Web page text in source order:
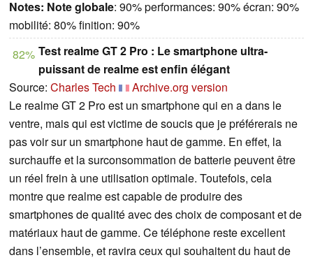
Notes: Note globale: 90% performances: 90% écran: 90%
mobilité: 80% finition: 90%
82% Test realme GT 2 Pro : Le smartphone ultra-
puissant de realme est enfin élégant
Source: Charles Tech
Archive.org version
Le realme GT 2 Pro est un smartphone qui en a dans le
ventre, mais qui est victime de soucis que je préférerais ne
pas voir sur un smartphone haut de gamme. En effet, la
surchauffe et la surconsommation de batterie peuvent être
un réel frein à une utilisation optimale. Toutefois, cela
montre que realme est capable de produire des
smartphones de qualité avec des choix de composant et de
matériaux haut de gamme. Ce téléphone reste excellent
dans l’ensemble, et ravira ceux qui souhaitent du haut de